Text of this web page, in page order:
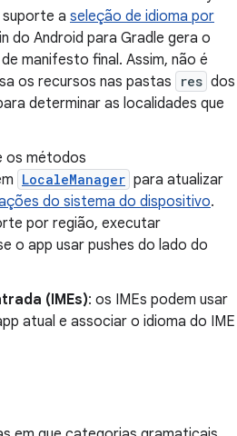
a seleção de idioma por
do Android para Gradle gera o
manifesto final. Assim, não é
os recursos nas pastas
res dos
determinar as localidades que
os métodos
LocaleManager para atualizar
do sistema do dispositivo.
por região, executar
o app usar pushes do lado do
(IMEs): os IMEs podem usar
atual e associar o idioma do IME